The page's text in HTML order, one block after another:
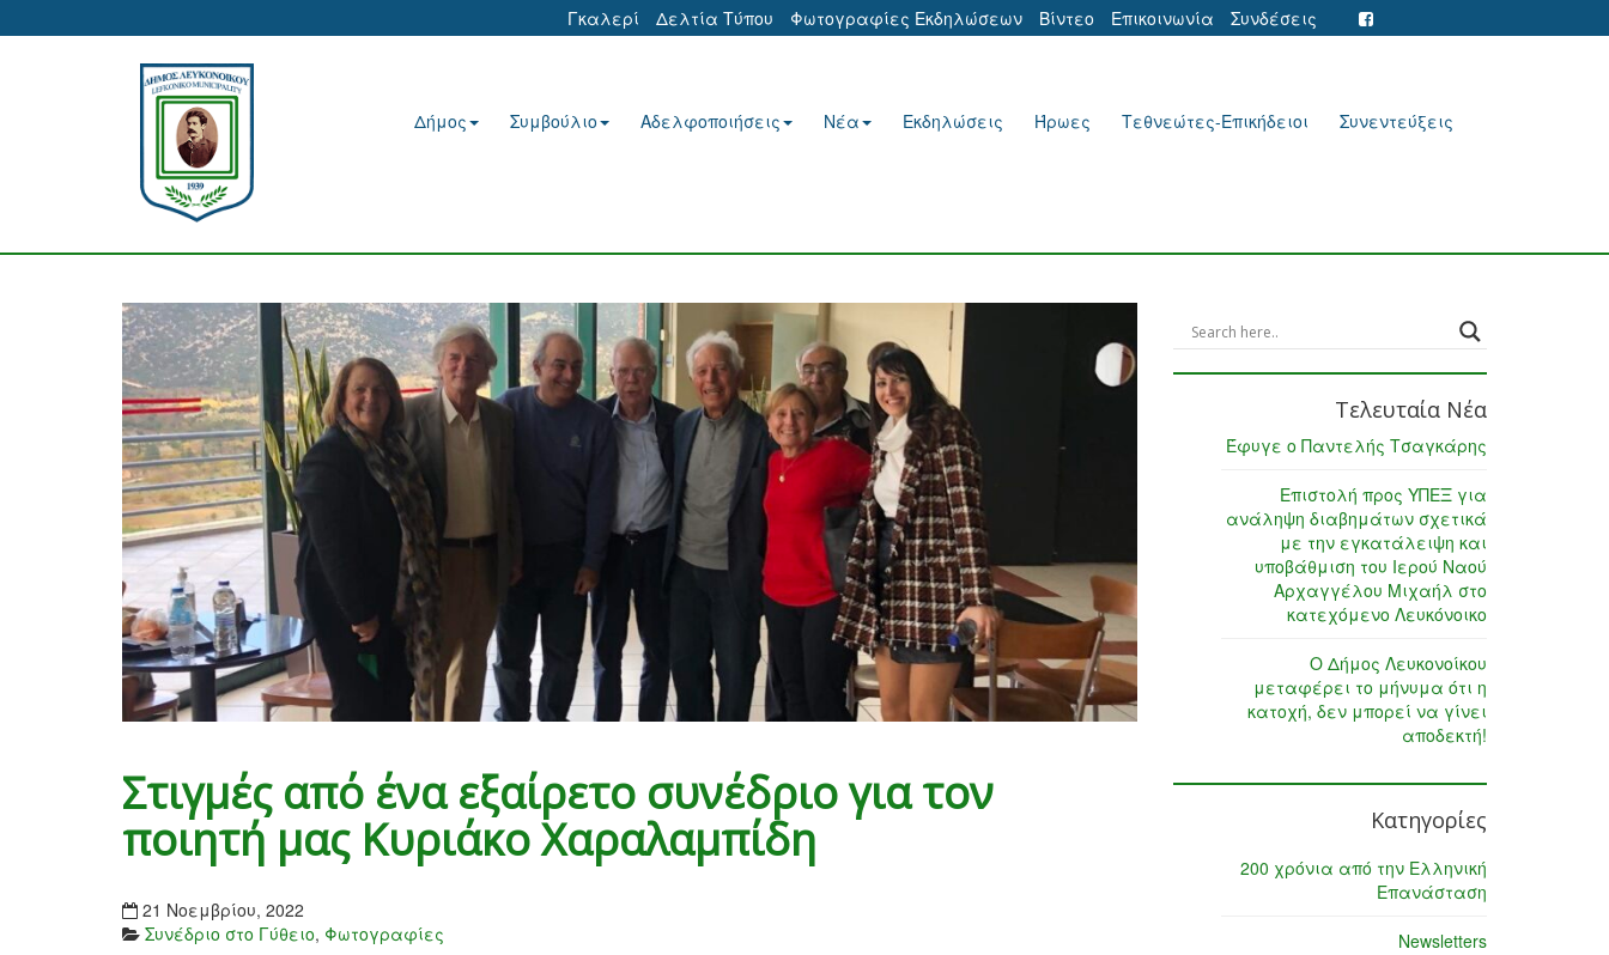
Γκαλερί Δελτία Τύπου Φωτογραφίες Εκδηλώσεων Βίντεο Επικοινωνία Συνδέσεις
Δήμος Συμβούλιο Αδελφοποιήσεις Νέα Εκδηλώσεις Ήρωες Τεθνεώτες-Επικήδειοι Συνεντεύξεις
Στιγμές από ένα εξαίρετο συνέδριο για τον
ποιητή μας Κυριάκο Χαραλαμπίδη
21 Νοεμβρίου, 2022
Συνέδριο στο Γύθειο, Φωτογραφίες
Τελευταία Νέα
Έφυγε ο Παντελής Τσαγκάρης
Επιστολή προς ΥΠΕΞ για
ανάληψη διαβημάτων σχετικά
με την εγκατάλειψη και
υποβάθμιση του Ιερού Ναού
Αρχαγγέλου Μιχαήλ στο
κατεχόμενο Λευκόνοικο
Ο Δήμος Λευκονοίκου
μεταφέρει το μήνυμα ότι η
κατοχή, δεν μπορεί να γίνει
αποδεκτή!
Κατηγορίες
200 χρόνια από την Ελληνική
Επανάσταση
Newsletters